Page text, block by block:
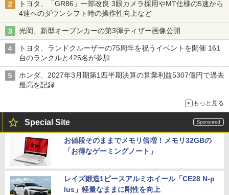
トヨタ、「GR86」一部改良 3眼カメラ採用やMT仕様の5速から
4速へのダウンシフト時の操作性向上など
光岡、新型オープンカーの第3弾ティザー画像公開
トヨタ、ランドクルーザーの75周年を祝うイベントを開催 161
台のランクルと425名が参加
ホンダ、2027年3月期第1四半期決算の営業利益5307億円で過去
最高を記録
もっと見る
Special Site
お値段そのままでメモリ倍増！メモリ32GBの
「お得なゲーミングノート」
レイズ鍛造1ピースアルミホイール「CE28 N-p
lus」軽量なままに剛性を向上